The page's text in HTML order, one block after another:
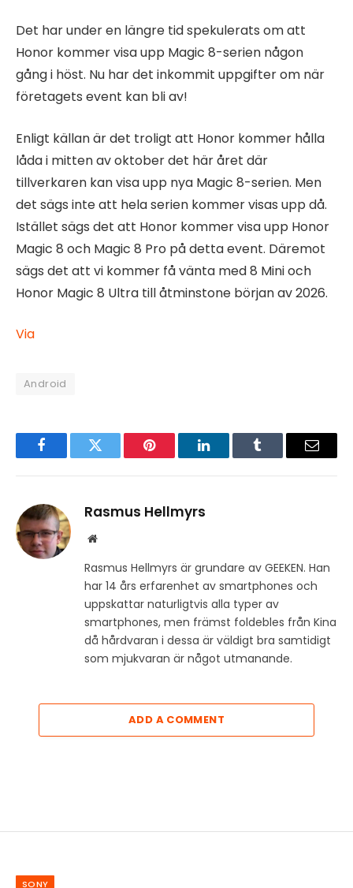
Det har under en längre tid spekulerats om att
Honor kommer visa upp Magic 8-serien någon
gång i höst. Nu har det inkommit uppgifter om när
företagets event kan bli av!
Enligt källan är det troligt att Honor kommer hålla
låda i mitten av oktober det här året där
tillverkaren kan visa upp nya Magic 8-serien. Men
det sägs inte att hela serien kommer visas upp då.
Istället sägs det att Honor kommer visa upp Honor
Magic 8 och Magic 8 Pro på detta event. Däremot
sägs det att vi kommer få vänta med 8 Mini och
Honor Magic 8 Ultra till åtminstone början av 2026.
Via
Android
FacebookTwitter Pinterest LinkedInTumblr Email
Rasmus Hellmyrs
Website
Rasmus Hellmyrs är grundare av GEEKEN. Han
har 14 års erfarenhet av smartphones och
uppskattar naturligtvis alla typer av
smartphones, men främst foldebles från Kina
då hårdvaran i dessa är väldigt bra samtidigt
som mjukvaran är något utmanande.
ADD A COMMENT
SONY